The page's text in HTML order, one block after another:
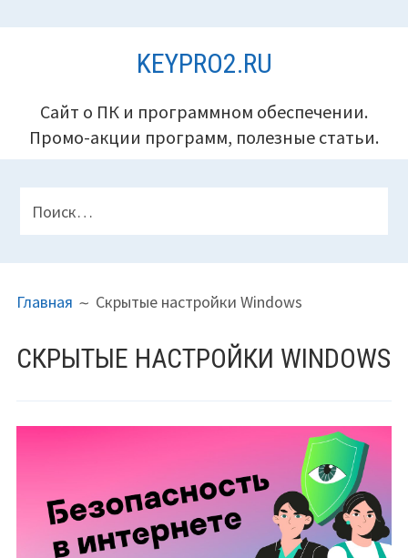
KEYPRO2.RU
Сайт о ПК и программном обеспечении.
Промо-акции программ, полезные статьи.
ВЕРХНЕГО
КОЛОНТИТУЛА
Найти:
НА
(ХЛЕБНЫЕ
КРОШКИ)
Главная Скрытые настройки Windows
СКРЫТЫЕ НАСТРОЙКИ WINDOWS